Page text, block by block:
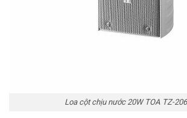
Loa cột chịu nước 20W TOA TZ-